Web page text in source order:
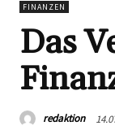
FINANZEN
Das
redaktion